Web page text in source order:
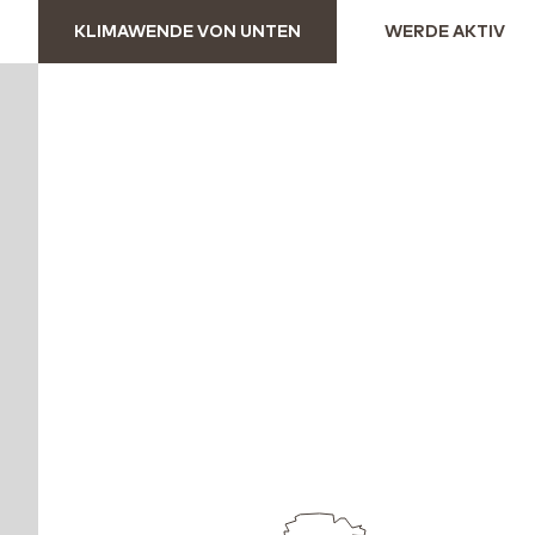
KLIMAWENDE VON UNTEN WERDE AKTIV